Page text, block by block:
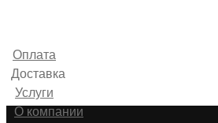
Оплата
Доставка
Услуги
О компании